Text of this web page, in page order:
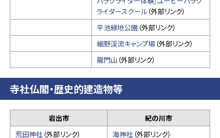
ライダースクール （外部リンク）
平池緑地公園 （外部リンク）
細野渓流キャンプ場 （外部リンク）
龍門山 （外部リンク）
寺社仏閣・歴史的建造物等
岩出市
紀の川市
荒田神社 （外部リンク） 海神社 （外部リンク）